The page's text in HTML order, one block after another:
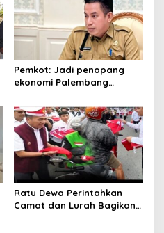
Pemkot: Jadi penopang
ekonomi Palembang
Ratu Dewa Perintahkan
Camat dan Lurah Bagikan